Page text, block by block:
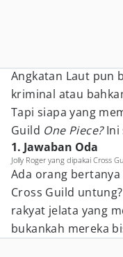
Angkatan Laut pun
kriminal atau
Tapi siapa yang
Guild One Piece?Ini
1. Jawaban Oda
Jolly Roger yang dipakai Cross
Ada orang bertanya
Cross Guild
rakyat jelata yang
bukankah mereka